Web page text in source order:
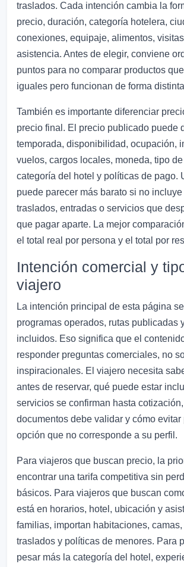
traslados. Cada intención cambia la
precio, duración, categoría hotelera,
conexiones, equipaje, alimentos,
asistencia. Antes de elegir, conviene
puntos para no comparar productos
iguales pero funcionan de forma
También es importante diferenciar
precio final. El precio publicado puede
temporada, disponibilidad, ocupación,
vuelos, cargos locales, moneda, tipo
categoría del hotel y políticas de pago.
puede parecer más barato si no
traslados, entradas o servicios que
que pagar aparte. La mejor
el total real por persona y el total por
Intención comercial y
viajero
La intención principal de esta página
programas operados, rutas publicadas
incluidos. Eso significa que el
responder preguntas comerciales, no
inspiracionales. El viajero necesita
antes de reservar, qué puede estar
servicios se confirman hasta
documentos debe validar y cómo evitar
opción que no corresponde a su perfil.
Para viajeros que buscan precio, la
encontrar una tarifa competitiva sin
básicos. Para viajeros que buscan
está en horarios, hotel, ubicación y
familias, importan habitaciones,
traslados y políticas de menores. Para
pesar más la categoría del hotel,